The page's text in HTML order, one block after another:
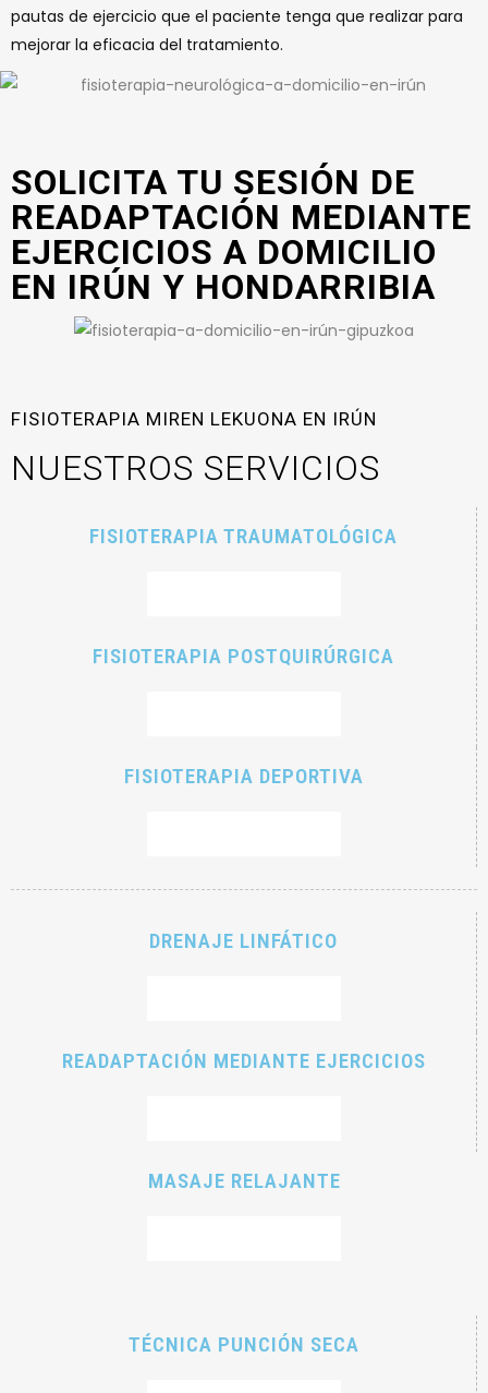
pautas de ejercicio que el paciente tenga que realizar para
mejorar la eficacia del tratamiento.
SOLICITA TU SESIÓN DE
READAPTACIÓN MEDIANTE
EJERCICIOS A DOMICILIO
EN IRÚN Y HONDARRIBIA
FISIOTERAPIA MIREN LEKUONA EN IRÚN
NUESTROS SERVICIOS
FISIOTERAPIA TRAUMATOLÓGICA
FISIOTERAPIA POSTQUIRÚRGICA
FISIOTERAPIA DEPORTIVA
DRENAJE LINFÁTICO
READAPTACIÓN MEDIANTE EJERCICIOS
MASAJE RELAJANTE
TÉCNICA PUNCIÓN SECA